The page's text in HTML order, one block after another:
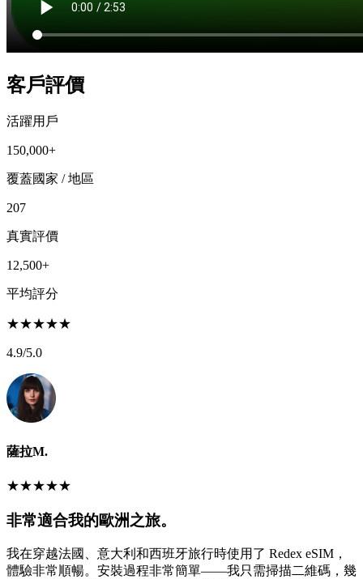
客戶評價
活躍用戶
150,000+
覆蓋國家 / 地區
207
真實評價
12,500+
平均評分
★★★★★
4.9/5.0
薩拉M.
★★★★★
非常適合我的歐洲之旅。
我在穿越法國、意大利和西班牙旅行時使用了 Redex eSIM，
體驗非常順暢。安裝過程非常簡單——我只需掃描二維碼，幾